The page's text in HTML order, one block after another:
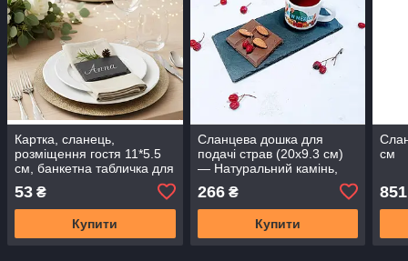
Картка, сланець,
розміщення гостя 11*5.5
см, банкетна табличка для
53 ₴
Купити
Сланцева дошка для
подачі страв (20х9.3 см)
— Натуральний камінь,
266₴
Купити
см
851